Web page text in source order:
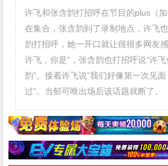
许飞和张含韵打招呼在节目的plus（
在集合，张含韵到了录制地点，许飞
韵打招呼，她一开口就让很很多网友
许飞，你是”，张含韵也打招呼说“许
韵”。接着许飞说“我们好像第一次见
过”。当郁可唯出场后该话题就断了。